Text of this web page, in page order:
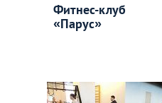
Фитнес-клуб
«Парус»